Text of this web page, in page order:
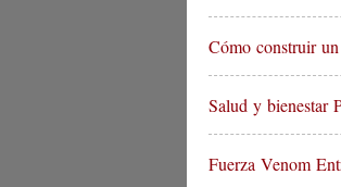
Cómo construir
Salud y bienestar
Fuerza Venom